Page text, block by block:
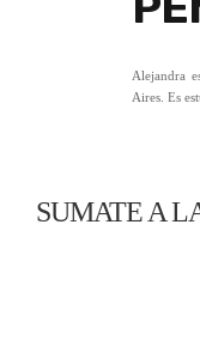
Alejandra
Aires. Es
SUMATE A